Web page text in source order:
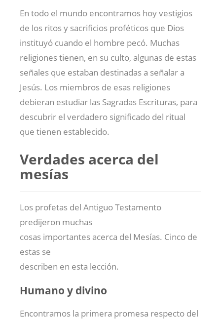
En todo el mundo encontramos hoy vestigios
de los ritos y sacrificios proféticos que Dios
instituyó cuando el hombre pecó. Muchas
religiones tienen, en su culto, algunas de estas
señales que estaban destinadas a señalar a
Jesús. Los miembros de esas religiones
debieran estudiar las Sagradas Escrituras, para
descubrir el verdadero significado del ritual
que tienen establecido.
Verdades acerca del
mesías
Los profetas del Antiguo Testamento
predijeron muchas
cosas importantes acerca del Mesías. Cinco de
estas se
describen en esta lección.
Humano y divino
Encontramos la primera promesa respecto del